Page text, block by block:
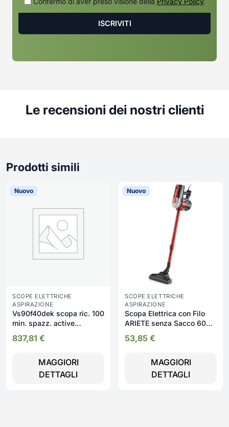
Le recensioni dei nostri clienti
Prodotti simili
Nuovo
SCOPE ELETTRICHE
ASPIRAZIONE
Vs90f40dek scopa ric. 100
min. spazz. active
837,81 €
MAGGIORI
DETTAGLI
Nuovo
SCOPE ELETTRICHE
ASPIRAZIONE
Scopa Elettrica con Filo
ARIETE senza Sacco 600
53,85 €
MAGGIORI
DETTAGLI